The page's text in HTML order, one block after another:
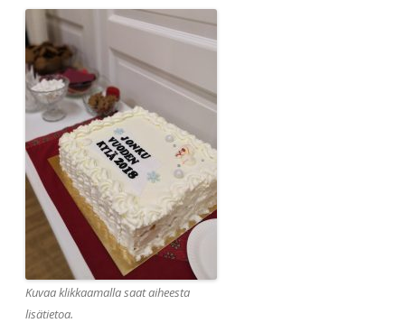
Kuvaa klikkaamalla saat aiheesta
lisätietoa.